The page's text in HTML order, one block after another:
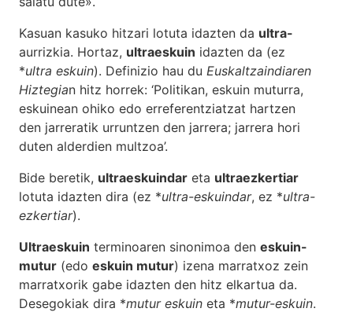
Kasuan kasuko hitzari lotuta idazten da ultra-
aurrizkia. Hortaz, ultraeskuin idazten da (ez
*ultra eskuin). Definizio hau du Euskaltzaindiaren
Hiztegian hitz horrek: ‘Politikan, eskuin muturra,
eskuinean ohiko edo erreferentziatzat hartzen
den jarreratik urruntzen den jarrera; jarrera hori
duten alderdien multzoa’.
Bide beretik, ultraeskuindar eta ultraezkertiar
lotuta idazten dira (ez *ultra-eskuindar, ez *ultra-
ezkertiar).
Ultraeskuin terminoaren sinonimoa den eskuin-
mutur (edo eskuin mutur) izena marratxoz zein
marratxorik gabe idazten den hitz elkartua da.
Desegokiak dira *mutur eskuin eta *mutur-eskuin.